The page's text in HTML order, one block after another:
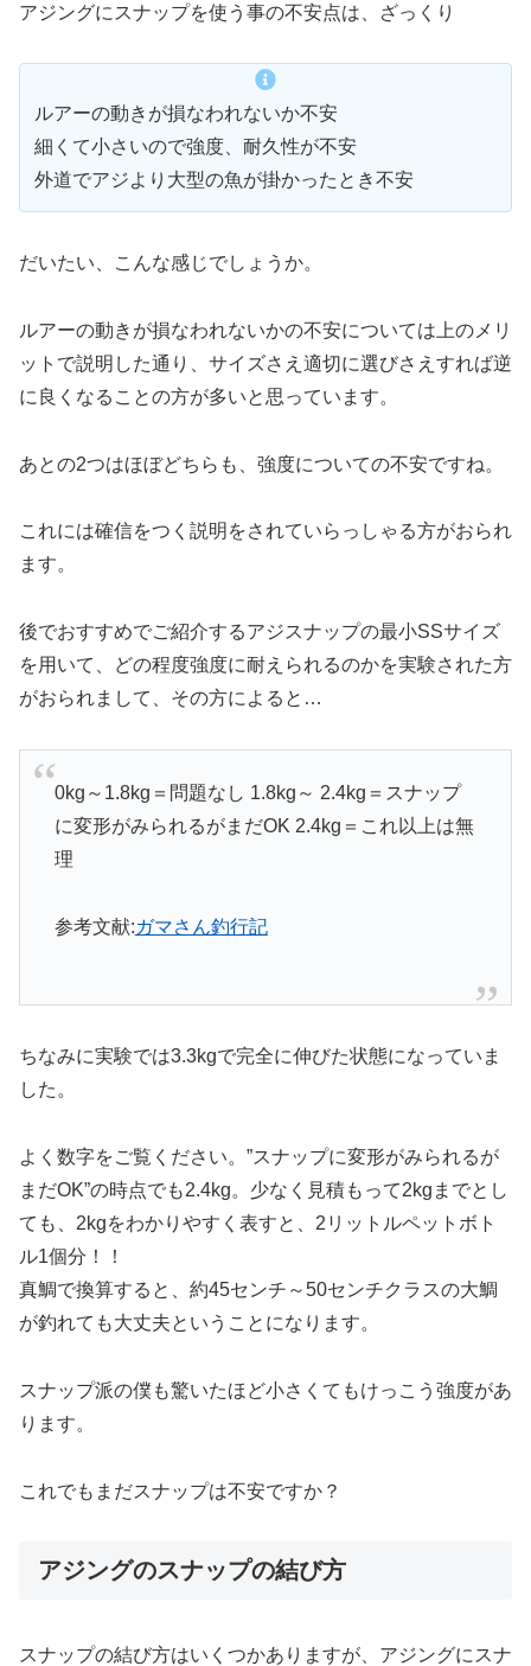
アジングにスナップを使う事の不安点は、ざっくり
ルアーの動きが損なわれないか不安
細くて小さいので強度、耐久性が不安
外道でアジより大型の魚が掛かったとき不安
だいたい、こんな感じでしょうか。
ルアーの動きが損なわれないかの不安については上のメリ
ットで説明した通り、サイズさえ適切に選びさえすれば逆
に良くなることの方が多いと思っています。
あとの2つはほぼどちらも、強度についての不安ですね。
これには確信をつく説明をされていらっしゃる方がおられ
ます。
後でおすすめでご紹介するアジスナップの最小SSサイズ
を用いて、どの程度強度に耐えられるのかを実験された方
がおられまして、その方によると…
0kg～1.8kg＝問題なし 1.8kg～ 2.4kg＝スナップ
に変形がみられるがまだOK 2.4kg＝これ以上は無
理
参考文献:ガマさん釣行記
ちなみに実験では3.3kgで完全に伸びた状態になっていま
した。
よく数字をご覧ください。”スナップに変形がみられるが
まだOK”の時点でも2.4kg。少なく見積もって2kgまでとし
ても、2kgをわかりやすく表すと、2リットルペットボト
ル1個分！！
真鯛で換算すると、約45センチ～50センチクラスの大鯛
が釣れても大丈夫ということになります。
スナップ派の僕も驚いたほど小さくてもけっこう強度があ
ります。
これでもまだスナップは不安ですか？
アジングのスナップの結び方
スナップの結び方はいくつかありますが、アジングにスナ